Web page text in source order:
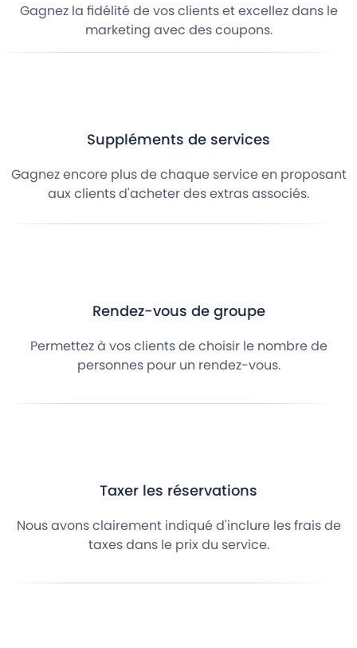
Gagnez la fidélité de vos clients et excellez dans le
marketing avec des coupons.
Suppléments de services
Gagnez encore plus de chaque service en proposant
aux clients d'acheter des extras associés.
Rendez-vous de groupe
Permettez à vos clients de choisir le nombre de
personnes pour un rendez-vous.
Taxer les réservations
Nous avons clairement indiqué d'inclure les frais de
taxes dans le prix du service.